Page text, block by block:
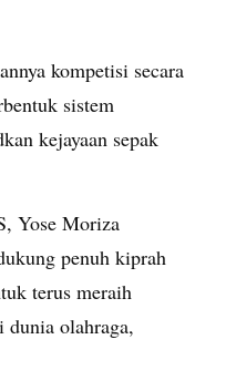
kompetisi secara
sistem
kejayaan sepak
Yose Moriza
penuh kiprah
terus meraih
dunia olahraga,